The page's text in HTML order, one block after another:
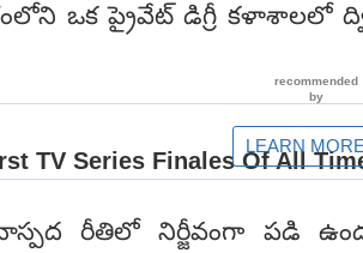
ఒక ప్రైవేట్ డిగ్రీ కళాశాలలో
రీతిలో నిర్జీవంగా పడి